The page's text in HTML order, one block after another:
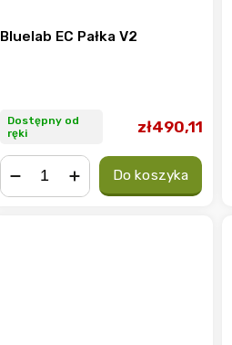
Bluelab EC Pałka V2
Dostępny od
ręki
zł490,11
Do koszyka